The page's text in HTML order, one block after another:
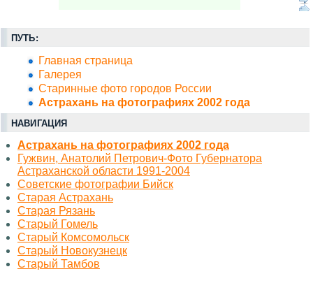
ПУТЬ:
Главная страница
Галерея
Старинные фото городов России
Астрахань на фотографиях 2002 года
НАВИГАЦИЯ
Астрахань на фотографиях 2002 года
Гужвин, Анатолий Петрович-Фото Губернатора
Астраханской области 1991-2004
Советские фотографии Бийск
Старая Астрахань
Старая Рязань
Старый Гомель
Старый Комсомольск
Старый Новокузнецк
Старый Тамбов